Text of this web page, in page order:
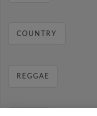
COUNTRY
REGGAE